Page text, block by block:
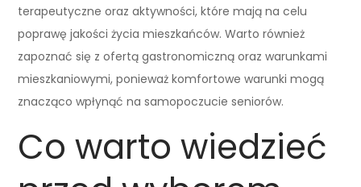
terapeutyczne oraz aktywności, które mają na celu
poprawę jakości życia mieszkańców. Warto również
zapoznać się z ofertą gastronomiczną oraz warunkami
mieszkaniowymi, ponieważ komfortowe warunki mogą
znacząco wpłynąć na samopoczucie seniorów.
Co warto wiedzieć